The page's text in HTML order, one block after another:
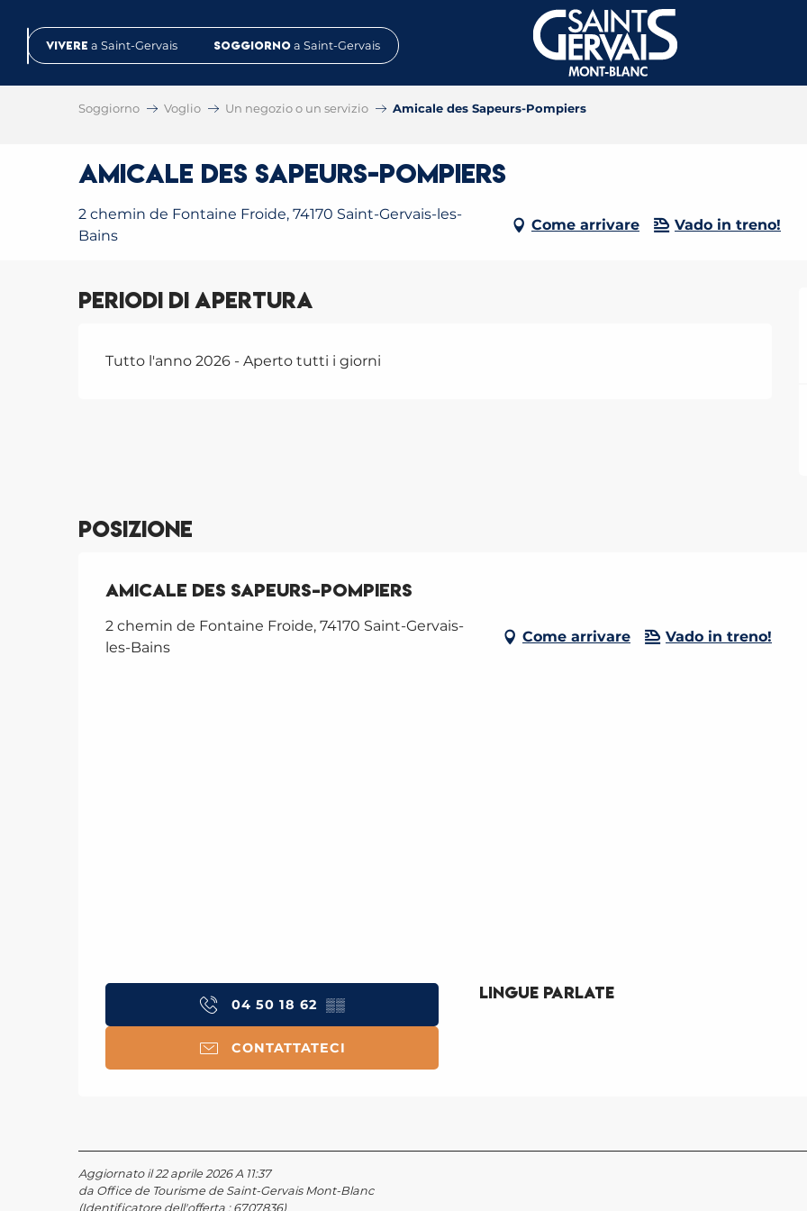
contenuVivere a Saint-Gervais Soggiorno a Saint-Gervais
Soggiorno Voglio Un negozio o un servizio Amicale des Sapeurs-Pompiers
Amicale des Sapeurs-Pompiers
2 chemin de Fontaine Froide, 74170 Saint-Gervais-les-
Bains
Come arrivare Vado in treno!
Periodi di apertura
Tutto l'anno 2026 - Aperto tutti i giorni
Posizione
Amicale des Sapeurs-Pompiers
2 chemin de Fontaine Froide, 74170 Saint-Gervais-
les-Bains
Come arrivare Vado in treno!
04 50 18 62 ▒▒
CONTATTATECI
Lingue parlate
Lingue parlate
Aggiornato il 22 aprile 2026 A 11:37
da Office de Tourisme de Saint-Gervais Mont-Blanc
(Identificatore dell'offerta : 6707836)